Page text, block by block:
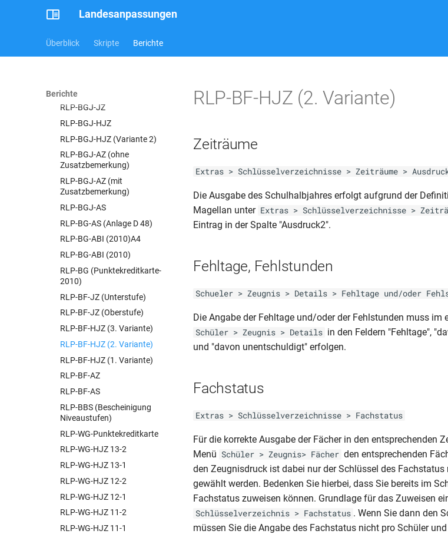
Landesanpassungen
Überblick Skripte Berichte
Berichte
BER-Schul Z 256 (2021.2022)
BER-Schul Z 259 (03.23)
BER-Schul Z 300 (03.23)
BER-Schul Z 301 (11.18)
BER-Schul Z 301 (11.19)
BER-Schul Z 301 (03.23)
BER-Schul Z 302 (12.07)
BER-Schul Z 302 (10.18)
BER-Schul Z 302 (11.19)
BER-Schul Z 302 (03.23)
BER-Schul Z 303 (05.16)
BER-Schul Z 303 (10.18)
BER-Schul Z 303 (11.19)
BER-Schul Z 303 (03.23)
BER-Schul Z 306 (03.23)
BER-Schul Z 306 (03.22)(FG)
BER-Schul Z 306 (03.22)
BER-Schul Z 306 (03.22)(FG)
BER-Schul Z 306 (03.22)
BER-Schul Z 306 (05.16)
BER-Schul Z 306 (11.18)
BER-Schul Z 306 (11.19)(FG)
BER-Schul Z 306 (11.19)
BER-Schul Z 320 a–b (04.23)
BER-Schul Z 320 a–b (11.19)
BER-Schul Z 321 (04.23)
BER-Schul Z 322 (04.23)
BER-Schul Z 322 (11.19)
BER-Schul Z 323 (04.23)
RLP-BS (Zwischenzeugnis
ohne Wahlpflicht Variante 1)
RLP-BS (Zwischenzeugnis mit
Wahlpflicht Variante 2)
RLP-BGYM-ABI (2010)
RLP-BGJ-JZ
RLP-BGJ-HJZ
RLP-BGJ-HJZ (Variante 2)
RLP-BGJ-AZ (ohne
Zusatzbemerkung)
RLP-BGJ-AZ (mit
Zusatzbemerkung)
RLP-BGJ-AS
RLP-BG-AS (Anlage D 48)
RLP-BG-ABI (2010)A4
RLP-BG-ABI (2010)
RLP-BG (Punktekreditkarte-
2010)
RLP-BF-JZ (Unterstufe)
RLP-BF-JZ (Oberstufe)
RLP-BF-HJZ (3. Variante)
RLP-BF-HJZ (2. Variante)
RLP-BF-HJZ (1. Variante)
RLP-BF-AZ
RLP-BF-AS
RLP-BBS (Bescheinigung
Niveaustufen)
RLP-WG-Punktekreditkarte
RLP-WG-HJZ 13-2
RLP-WG-HJZ 13-1
RLP-WG-HJZ 12-2
RLP-WG-HJZ 12-1
RLP-WG-HJZ 11-2
RLP-WG-HJZ 11-1
RLP-BF-HJZ (2. Variante)
Zeiträume
Extras > Schlüsselverzeichnisse > Zeiträume >
Die Ausgabe des Schulhalbjahres erfolgt aufgrund der
Magellan unter Extras > Schlüsselverzeichnisse >
Eintrag in der Spalte "Ausdruck2".
Fehltage, Fehlstunden
Schueler > Zeugnis > Details > Fehltage und/oder
Die Angabe der Fehltage und/oder der Fehlstunden muss im
Schüler > Zeugnis > Details in den Feldern "Fehltage",
und "davon unentschuldigt" erfolgen.
Fachstatus
Extras > Schlüsselverzeichnisse > Fachstatus
Für die korrekte Ausgabe der Fächer in den entsprechenden
Menü Schüler > Zeugnis> Fächer den entsprechenden
den Zeugnisdruck ist dabei nur der Schlüssel des
gewählt werden. Bedenken Sie hierbei, dass Sie bereits im
Fachstatus zuweisen können. Grundlage für das Zuweisen
Schlüsselverzeichnis > Fachstatus . Wenn Sie dann den
müssen Sie die Angabe des Fachstatus nicht pro Schüler